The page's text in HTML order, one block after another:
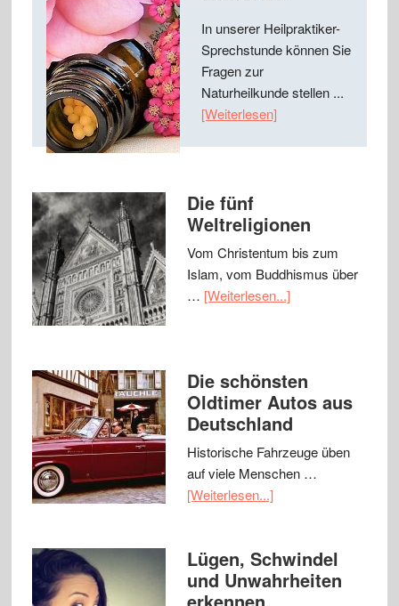
In unserer Heilpraktiker-
Sprechstunde können Sie
Fragen zur
Naturheilkunde stellen ...
[Weiterlesen]
Die fünf
Weltreligionen
Vom Christentum bis zum
Islam, vom Buddhismus über
… [Weiterlesen...]
Die schönsten
Oldtimer Autos aus
Deutschland
Historische Fahrzeuge üben
auf viele Menschen …
[Weiterlesen...]
Lügen, Schwindel
und Unwahrheiten